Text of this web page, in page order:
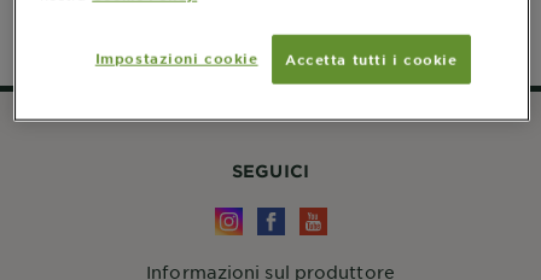
SEGUICI
Informazioni sul produttore
Impostazioni cookie Accetta tutti i cookie